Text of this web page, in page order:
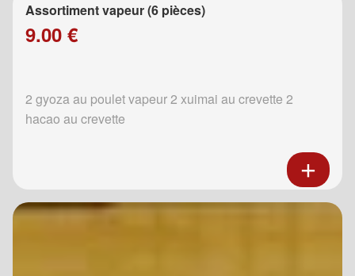
Assortiment vapeur (6 pièces)
9.00 €
2 gyoza au poulet vapeur 2 xuimai au crevette 2
hacao au crevette